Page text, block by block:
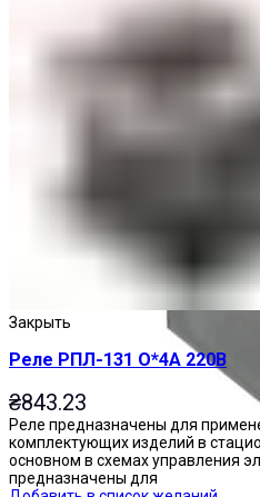
Закрыть
Реле РПЛ-131 О*4А 220В
₴843.23
Реле предназначены для
комплектующих изделий в
основном в схемах управления
предназначены для